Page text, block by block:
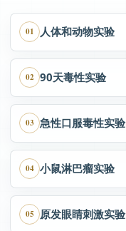
01 人体和动物实验
02 90天毒性实验
03 急性口服毒性实验
04 小鼠淋巴瘤实验
05 原发眼睛刺激实验